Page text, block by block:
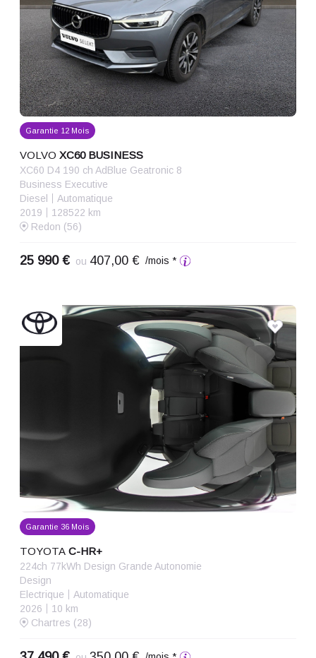
Garantie 12 Mois
VOLVO XC60 BUSINESS
XC60 D4 190 ch AdBlue Geatronic 8
Business Executive
Diesel
Automatique
2019
128522 km
Redon (56)
25 990 € ou 407,00 € /mois *
Garantie 36 Mois
TOYOTA C-HR+
224ch 77kWh Design Grande Autonomie
Design
Electrique
Automatique
2026
10 km
Chartres (28)